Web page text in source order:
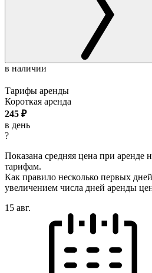
в наличии
Тарифы аренды
Короткая аренда
245 ₽
в день
?
Показана средняя цена при аренде
тарифам.
Как правило несколько первых
увеличением числа дней аренды
15 авг.